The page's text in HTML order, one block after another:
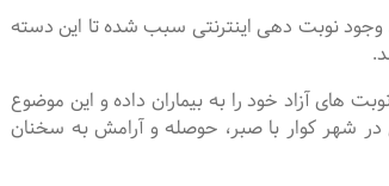
وجود نوبت دهی اینترنتی سبب شده تا این دسته
آزاد خود را به بیماران داده و این موضوع
کوار با صبر، حوصله و آرامش به سخنان